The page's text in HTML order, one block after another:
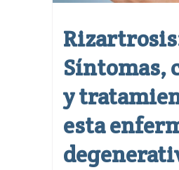
Síntomas,
y
esta